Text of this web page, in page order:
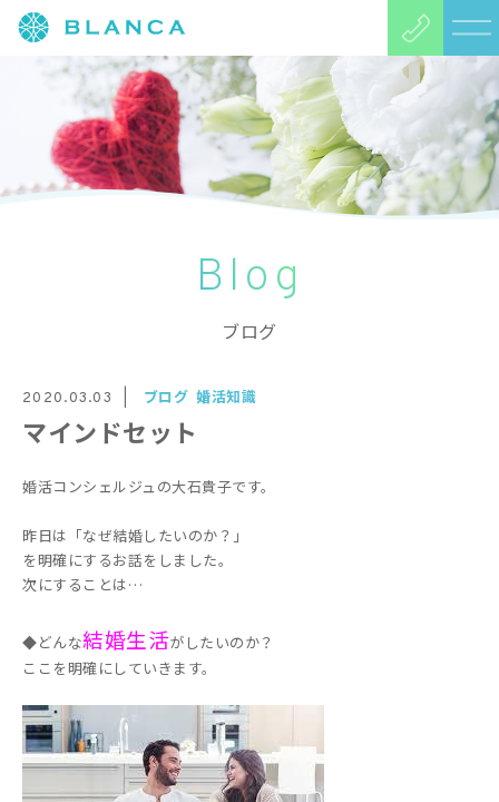
Blog
ブログ
2020.03.03 ブログ 婚活知識
マインドセット
婚活コンシェルジュの大石貴子です。
昨日は「なぜ結婚したいのか？」
を明確にするお話をしました。
次にすることは…
◆どんな結婚生活がしたいのか？
ここを明確にしていきます。